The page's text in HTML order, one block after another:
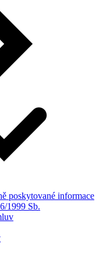
poskytované informace
1999 Sb.